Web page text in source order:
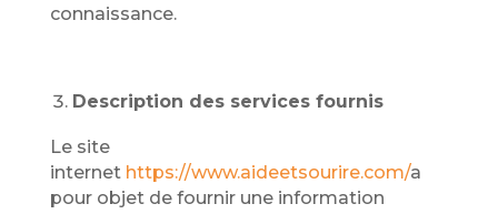
connaissance.
Description des services fournis
Le site
internet https://www.aideetsourire.com/a
pour objet de fournir une information